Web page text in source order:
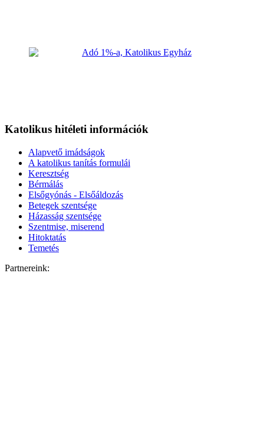
Katolikus hitéleti információk
Alapvető imádságok
A katolikus tanítás formulái
Keresztség
Bérmálás
Elsőgyónás - Elsőáldozás
Betegek szentsége
Házasság szentsége
Szentmise, miserend
Hitoktatás
Temetés
Partnereink: